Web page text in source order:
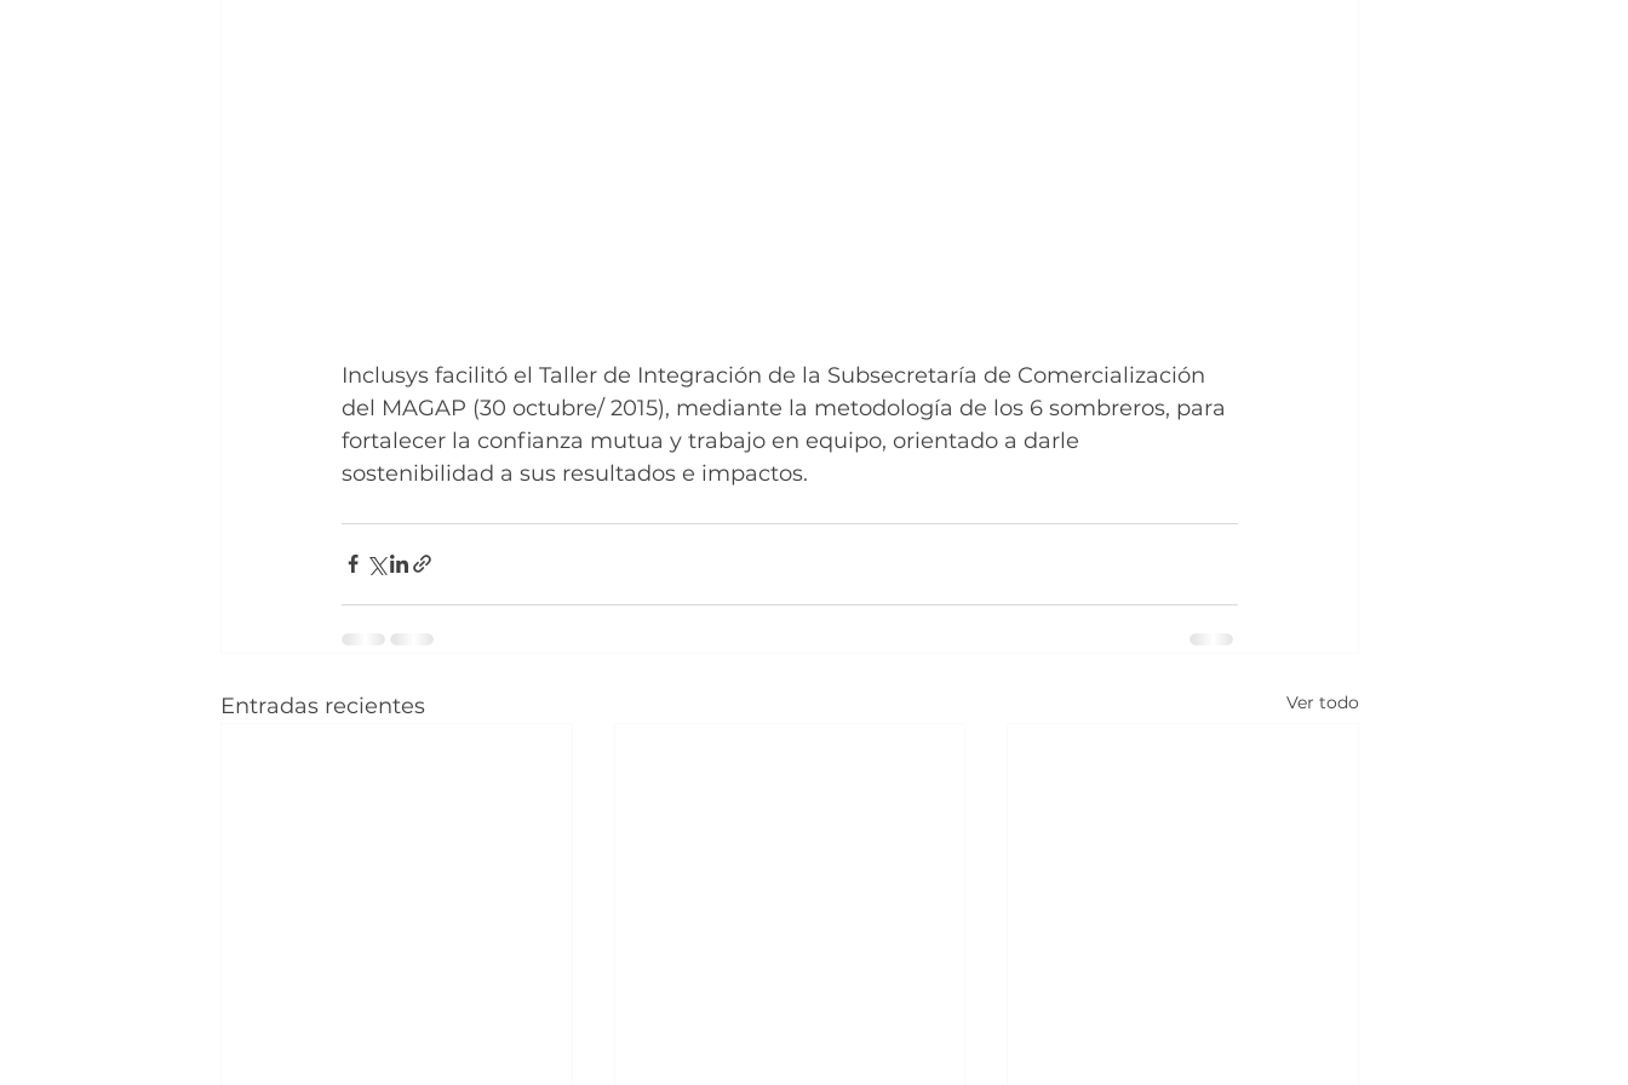
Inclusys facilitó el Taller de Integración de la Subsecretaría de Comercialización
del MAGAP (30 octubre/ 2015), mediante la metodología de los 6 sombreros, para
fortalecer la confianza mutua y trabajo en equipo, orientado a darle
sostenibilidad a sus resultados e impactos.
Entradas recientes Ver todo